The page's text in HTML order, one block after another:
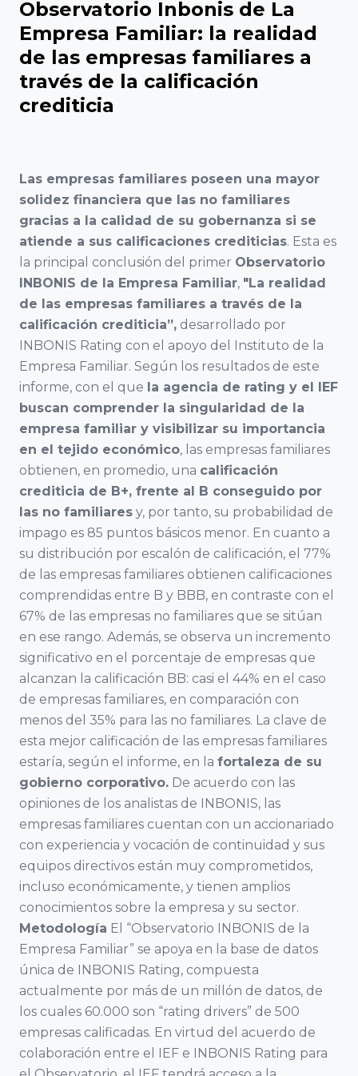
Encuentro
Nacional
del Fórum
Familiar
Nacional
del Fórum
Familiar
VER TODO
Facultad de
Ciencias del
Trabajo,
Ciencias
Económicas y
Empresariales,
Universidad de
Sevilla
Facultad de
Ciencias
Económicas y
Empresariales,
Universidad de
Cádiz
Facultad de
Ciencias
Económicas y
Empresariales,
Universidad de
Málaga
Universidad de
Jaén
Facultad de
Ciencias
Económicas y
Empresariales,
Universidad de
Granada
Cátedra
Internacional
de Empresa
Familiar
Universidad
Católica de
Murcia
(UCAM)
Familiar
ACEFAM
Empresa
Asociación
para el
Desarrollo de
la Empresa
Familiar
ADEFAN
Associació
Balear de
l’Empresa
Familiar ABEF
Asociación
Andaluza de
la empresa
Familiar AAEF
Asociación
Gallega de la
Empresa
Familiar AGEF
Asociación de
Empresa
Familiar de
Aragón AEFA
Associació
Catalana de
l’Empresa
Familiar
ASCEF
Empresa
Familiar de
Valladolid
EFCL
Asociación
Observatorio Inbonis de La
Empresa Familiar: la realidad
de las empresas familiares a
través de la calificación
crediticia
Las empresas familiares poseen una mayor
solidez financiera que las no familiares
gracias a la calidad de su gobernanza si se
atiende a sus calificaciones crediticias. Esta es
la principal conclusión del primer Observatorio
INBONIS de la Empresa Familiar, "La realidad
de las empresas familiares a través de la
calificación crediticia”, desarrollado por
INBONIS Rating con el apoyo del Instituto de la
Empresa Familiar. Según los resultados de este
informe, con el que la agencia de rating y el IEF
buscan comprender la singularidad de la
empresa familiar y visibilizar su importancia
en el tejido económico, las empresas familiares
obtienen, en promedio, una calificación
crediticia de B+, frente al B conseguido por
las no familiares y, por tanto, su probabilidad de
impago es 85 puntos básicos menor. En cuanto a
su distribución por escalón de calificación, el 77%
de las empresas familiares obtienen calificaciones
comprendidas entre B y BBB, en contraste con el
67% de las empresas no familiares que se sitúan
en ese rango. Además, se observa un incremento
significativo en el porcentaje de empresas que
alcanzan la calificación BB: casi el 44% en el caso
de empresas familiares, en comparación con
menos del 35% para las no familiares. La clave de
esta mejor calificación de las empresas familiares
estaría, según el informe, en la fortaleza de su
gobierno corporativo. De acuerdo con las
opiniones de los analistas de INBONIS, las
empresas familiares cuentan con un accionariado
con experiencia y vocación de continuidad y sus
equipos directivos están muy comprometidos,
incluso económicamente, y tienen amplios
conocimientos sobre la empresa y su sector.
Metodología El “Observatorio INBONIS de la
Empresa Familiar” se apoya en la base de datos
única de INBONIS Rating, compuesta
actualmente por más de un millón de datos, de
los cuales 60.000 son “rating drivers” de 500
empresas calificadas. En virtud del acuerdo de
colaboración entre el IEF e INBONIS Rating para